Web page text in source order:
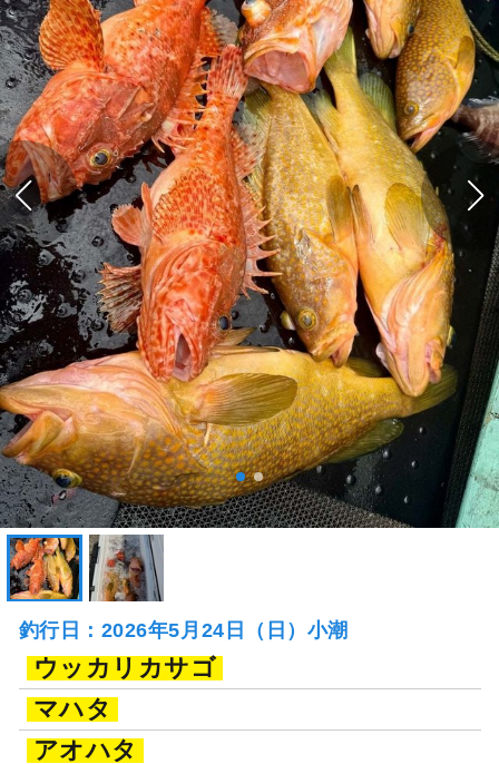
釣行日：2026年5月24日（日）小潮
ウッカリカサゴ
マハタ
アオハタ